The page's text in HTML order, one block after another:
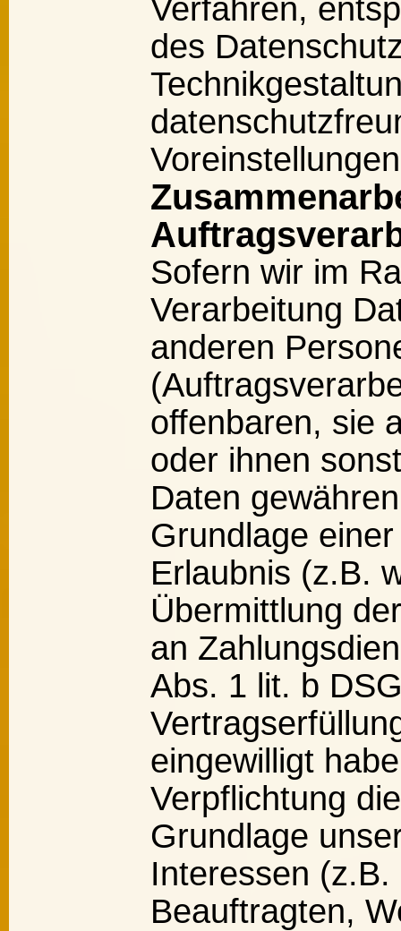
Verfahren,
des
Sofern wir im
Verarbeitung
anderen
offenbaren, sie
oder ihnen
Daten
Grundlage
Erlaubnis (z.B.
Übermittlung
an
Abs. 1 lit. b
eingewilligt
Verpflichtung
Grundlage
Interessen
Beauftragten,